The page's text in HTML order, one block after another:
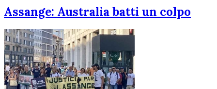
Assange: Australia batti un colpo